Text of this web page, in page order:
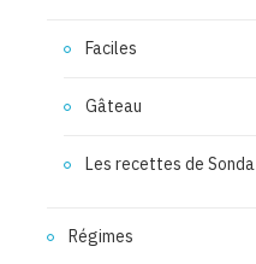
Faciles
Gâteau
Les recettes de Sonda
Régimes